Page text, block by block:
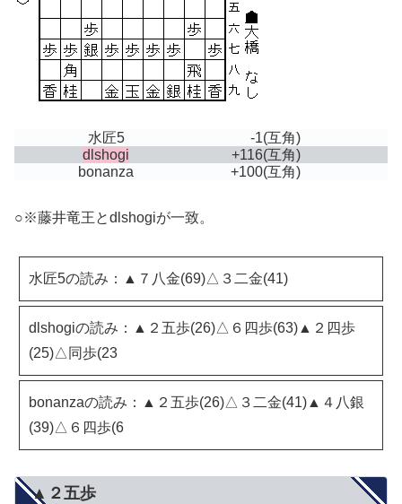
水匠5 -1(互角)
dlshogi
+116(互角)
bonanza
+100(互角)
○※藤井竜王とdlshogiが一致。
水匠5の読み：▲７八金(69)△３二金(41)
dlshogiの読み：▲２五歩(26)△６四歩(63)▲２四歩
(25)△同歩(23
bonanzaの読み：▲２五歩(26)△３二金(41)▲４八銀
(39)△６四歩(6
▲２五歩